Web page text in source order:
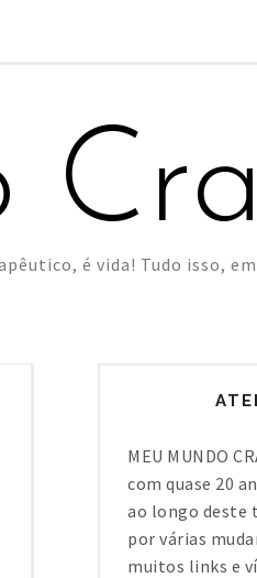
é vida! Tudo isso,
MEU MUNDO
com quase 20
ao longo deste
por várias
muitos links e